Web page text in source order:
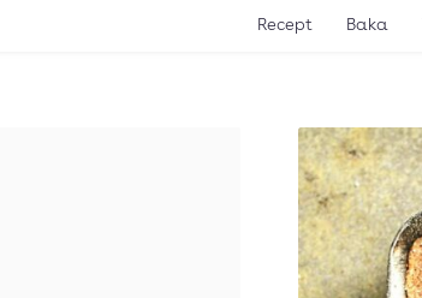
Recept Baka